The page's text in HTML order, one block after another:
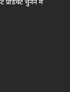
प्रोडक्ट चुनने में